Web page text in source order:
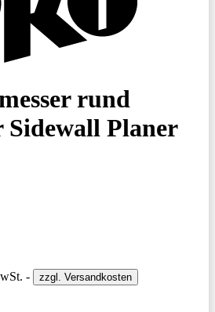
rund
Sidewall Planer
- zzgl. Versandkosten